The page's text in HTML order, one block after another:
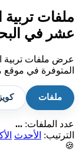
ملفات
عشر في
عرض ملفات تربية
المتوفرة في موقع
ملفات
عدد الملفات: ...
الترتيب:
الأحدث
🍪